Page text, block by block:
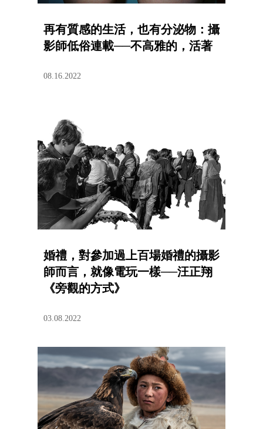
再有質感的生活，也有分泌物：攝
影師低俗連載──不高雅的，活著
08.16.2022
婚禮，對參加過上百場婚禮的攝影
師而言，就像電玩一樣──汪正翔
《旁觀的方式》
03.08.2022